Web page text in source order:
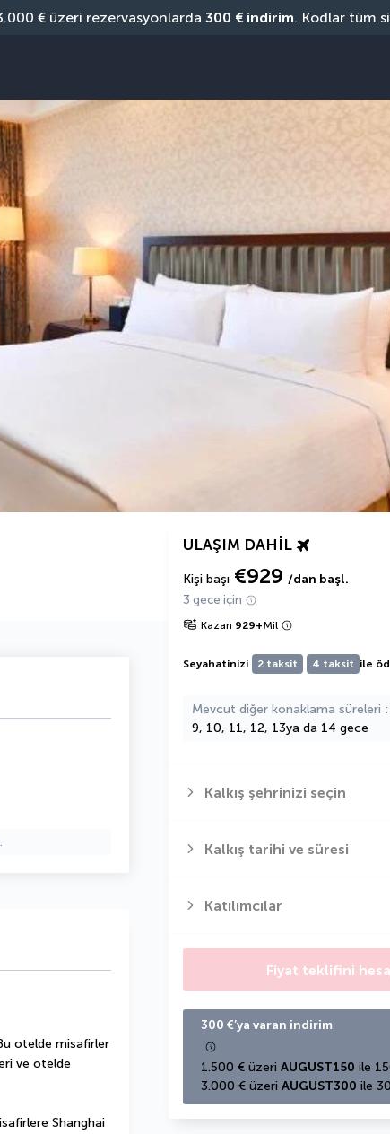
€ üzeri rezervasyonlarda 300 € indirim. Kodlar tüm
ULAŞIM DAHIL
Kişi başı €929 /dan başl.
3 gece için
Kazan 929+Mil
Seyahatinizi 2 taksit 4 taksit ile
Mevcut diğer konaklama süreleri
9, 10, 11, 12, 13ya da 14 gece
Kalkış şehrinizi seçin
Kalkış tarihi ve süresi
Katılımcılar
Fiyat teklifini
300 €’ya varan indirim
1.500 € üzeri AUGUST150 ile
3.000 € üzeri AUGUST300 ile
otelde misafirler
ve otelde
Shanghai